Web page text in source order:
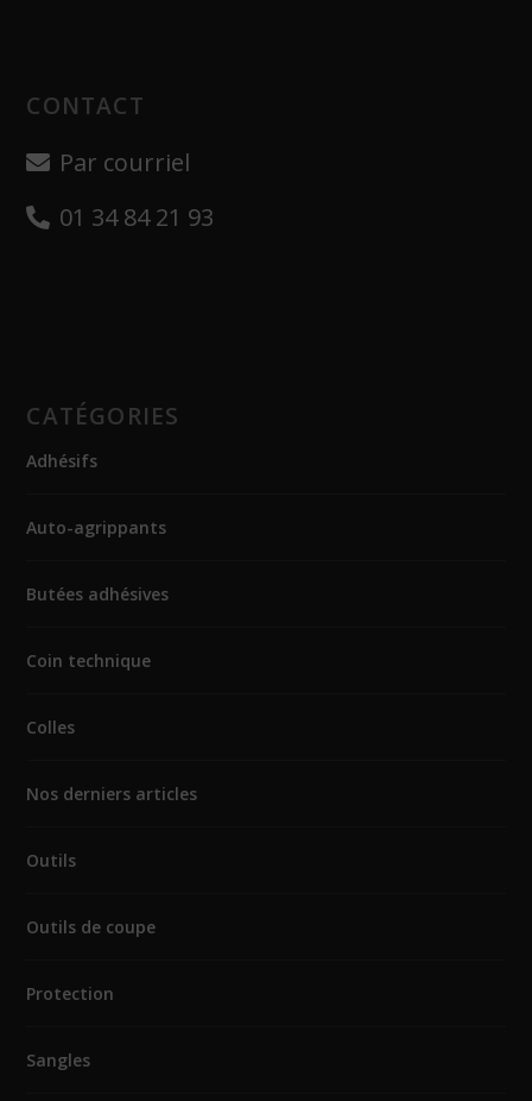
CONTACT
Par courriel
01 34 84 21 93
CATÉGORIES
Adhésifs
Auto-agrippants
Butées adhésives
Coin technique
Colles
Nos derniers articles
Outils
Outils de coupe
Protection
Sangles